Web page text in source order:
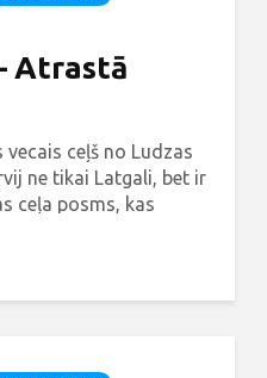
Atrastā
ceļš no Ludzas
ne tikai Latgali, bet ir
ceļa posms, kas